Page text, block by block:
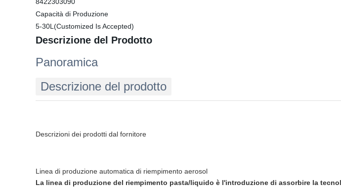
Capacità di Produzione
5-30L(Customized Is Accepted)
Descrizione del Prodotto
Panoramica
Descrizione del prodotto
Descrizioni dei prodotti dal fornitore
Linea di produzione automatica di riempimento aerosol
La linea di produzione del riempimento pasta/liquido è l'introduzione di assorbire la